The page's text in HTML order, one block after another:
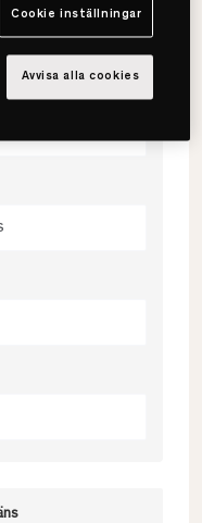
Cookie inställningar
Avvisa alla cookies